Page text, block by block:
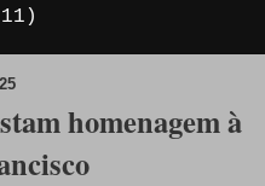
homenagem à